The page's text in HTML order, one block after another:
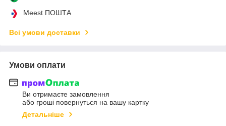
Meest ПОШТА
Всі умови доставки
Умови оплати
Ви отримаєте замовлення
або гроші повернуться на вашу картку
Детальніше